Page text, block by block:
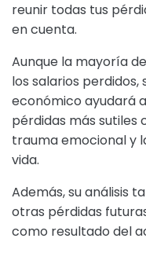
reunir todas tus
en cuenta.
Aunque la mayoría
los salarios
económico ayudará
pérdidas más sutiles
trauma emocional y
vida.
Además, su análisis
otras pérdidas
como resultado del